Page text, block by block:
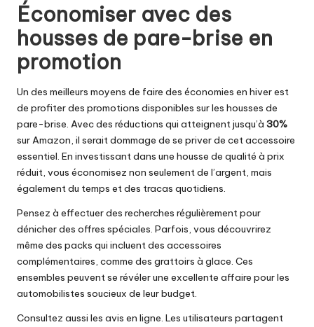
Économiser avec des
housses de pare-brise en
promotion
Un des meilleurs moyens de faire des économies en hiver est
de profiter des promotions disponibles sur les housses de
pare-brise. Avec des réductions qui atteignent jusqu’à 30%
sur Amazon, il serait dommage de se priver de cet accessoire
essentiel. En investissant dans une housse de qualité à prix
réduit, vous économisez non seulement de l’argent, mais
également du temps et des tracas quotidiens.
Pensez à effectuer des recherches régulièrement pour
dénicher des offres spéciales. Parfois, vous découvrirez
même des packs qui incluent des accessoires
complémentaires, comme des grattoirs à glace. Ces
ensembles peuvent se révéler une excellente affaire pour les
automobilistes soucieux de leur budget.
Consultez aussi les avis en ligne. Les utilisateurs partagent